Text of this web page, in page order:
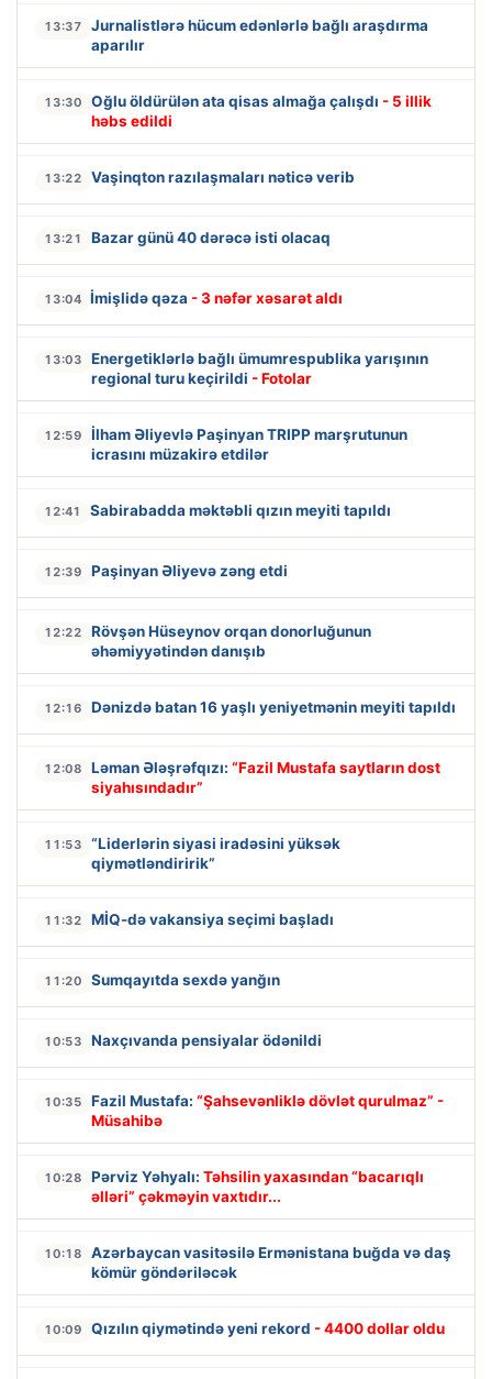
13:37
Jurnalistlərə hücum edənlərlə bağlı araşdırma
aparılır
13:30 Oğlu öldürülən ata qisas almağa çalışdı - 5 illik
həbs edildi
13:22 Vaşinqton razılaşmaları nəticə verib
13:21 Bazar günü 40 dərəcə isti olacaq
13:04 İmişlidə qəza - 3 nəfər xəsarət aldı
13:03
Energetiklərlə bağlı ümumrespublika yarışının
regional turu keçirildi - Fotolar
12:59
İlham Əliyevlə Paşinyan TRIPP marşrutunun
icrasını müzakirə etdilər
12:41 Sabirabadda məktəbli qızın meyiti tapıldı
12:39 Paşinyan Əliyevə zəng etdi
12:22
Rövşən Hüseynov orqan donorluğunun
əhəmiyyətindən danışıb
12:16 Dənizdə batan 16 yaşlı yeniyetmənin meyiti tapıldı
12:08 Ləman Ələşrəfqızı: “Fazil Mustafa saytların dost
siyahısındadır”
11:53
“Liderlərin siyasi iradəsini yüksək
qiymətləndiririk”
11:32 MİQ-də vakansiya seçimi başladı
11:20 Sumqayıtda sexdə yanğın
10:53 Naxçıvanda pensiyalar ödənildi
10:35 Fazil Mustafa: “Şahsevənliklə dövlət qurulmaz” -
Müsahibə
10:28 Pərviz Yəhyalı: Təhsilin yaxasından “bacarıqlı
əlləri” çəkməyin vaxtıdır...
10:18
Azərbaycan vasitəsilə Ermənistana buğda və daş
kömür göndəriləcək
10:09 Qızılın qiymətində yeni rekord - 4400 dollar oldu